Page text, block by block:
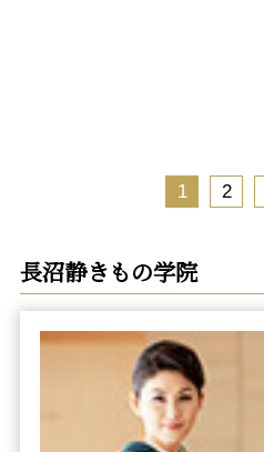
1 2
長沼静きもの学院